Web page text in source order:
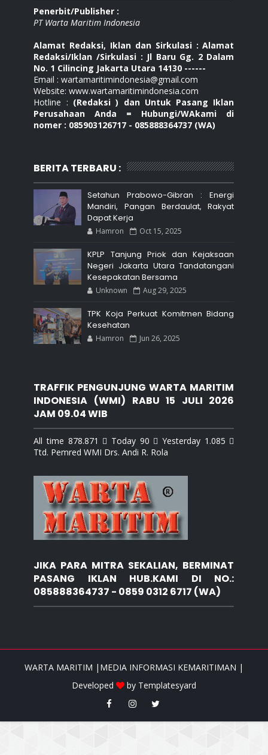
Penerbit/Publisher :
PT Warta Maritim Indonesia
Alamat Redaksi, Iklan dan Sirkulasi : Alamat
Redaksi/Iklan /Sirkulasi : Jl Baru Gg. 2 Dalam
No. 1 Cilincing Jakarta Utara 14130 ------
Email : wartamaritimindonesia@gmail.com
Website: www.wartamaritimindonesia.com
Hotline : (Redaksi ) dan Untuk Pasang Iklan
Perusahaan Anda = Hubungi/WAkami di
nomer : 085903126717 - 085888364737 (WA)
BERITA TERBARU :
Setahun Prabowo-Gibran : Energi
Mandiri, Pangan Berdaulat, Rakyat
Dapat Kerja
Hamron Oct 15, 2025
KPLP Tanjung Priok dan Kejaksaan
Negeri Jakarta Utara Tandatangani
Kesepakatan Bersama
Unknown Aug 29, 2025
TPK Koja Perkuat Komitmen Bidang
Kesehatan
Hamron Jun 26, 2025
TRAFFIK PENGUNJUNG WARTA MARITIM
INDONESIA (WMI) RABU 15 JULI 2026
JAM 09.04 WIB
All time 878.871  Today 90  Yesterday 1.085 
Ttd. Pemred WMI Drs. Andi R. Rola
JIKA PARA MITRA SEKALIAN, BERMINAT
PASANG IKLAN HUB.KAMI DI NO.:
085888364737 - 0859 0312 6717 (WA)
WARTA MARITIM |MEDIA INFORMASI KEMARITIMAN |
Developed
by Templatesyard